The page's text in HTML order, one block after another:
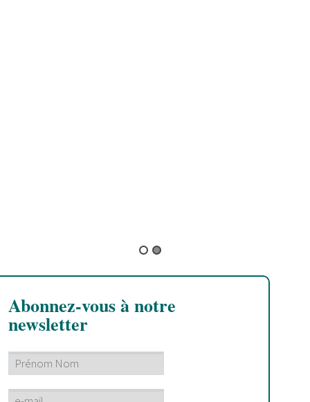
Abonnez-vous à notre
newsletter